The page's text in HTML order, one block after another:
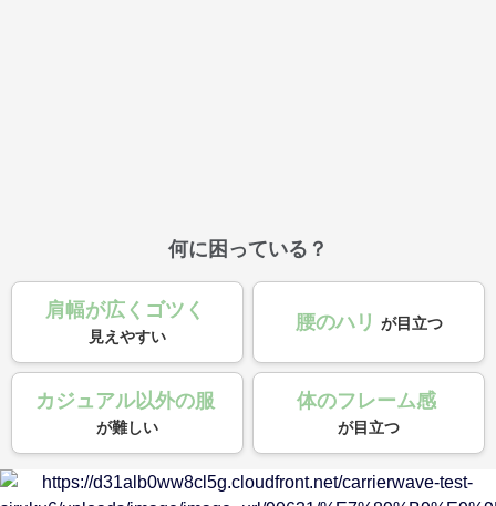
何に困っている？
肩幅が広くゴツく
見えやすい
腰のハリ が目立つ
カジュアル以外の服
が難しい
体のフレーム感
が目立つ